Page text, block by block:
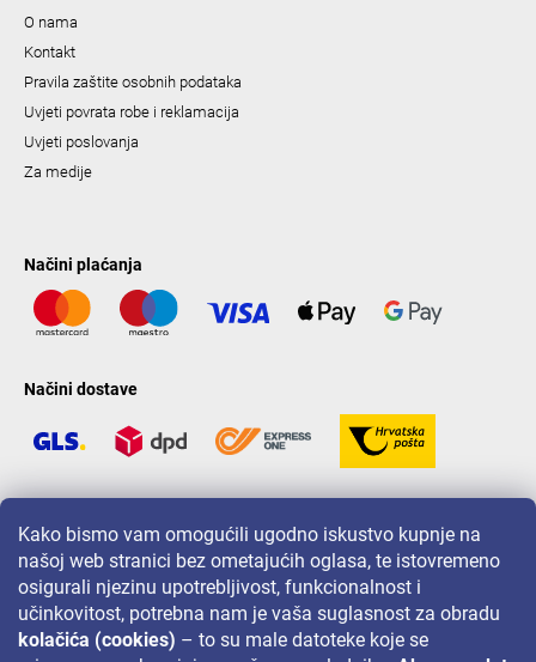
Kako bismo vam omogućili ugodno iskustvo kupnje na
našoj web stranici bez ometajućih oglasa, te istovremeno
osigurali njezinu upotrebljivost, funkcionalnost i
učinkovitost, potrebna nam je vaša suglasnost za obradu
kolačića (cookies) – to su male datoteke koje se
O nama
Kontakt
Pravila zaštite osobnih podataka
Uvjeti povrata robe i reklamacija
Uvjeti poslovanja
Za medije
Načini plaćanja
Načini dostave